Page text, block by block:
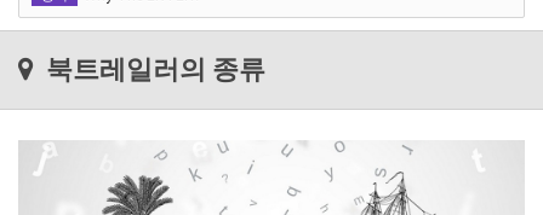
Why The ENTER?
북트레일러의 종류